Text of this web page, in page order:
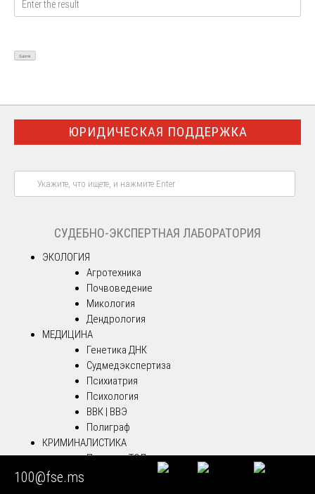
ЮРИДИЧЕСКАЯ ПОДДЕРЖКА
СУДЕБНО-ЭКСПЕРТНАЯ ЛАБОРАТОРИЯ
ЭКОЛОГИЯ
Агротехника
Почвоведение
Микология
Дендрология
МЕДИЦИНА
Генетика ДНК
Судмедэкспертиза
Психиатрия
Психология
ВВК | ВВЭ
Полиграф
КРИМИНАЛИСТИКА
Почерк и ТЭД
Давность документов
100@fse.ms